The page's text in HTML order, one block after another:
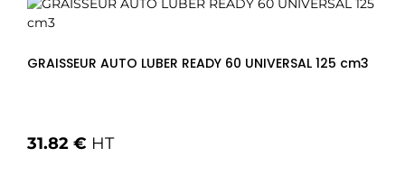
GRAISSEUR AUTO LUBER READY 60 UNIVERSAL 125 cm3
31.82 € HT